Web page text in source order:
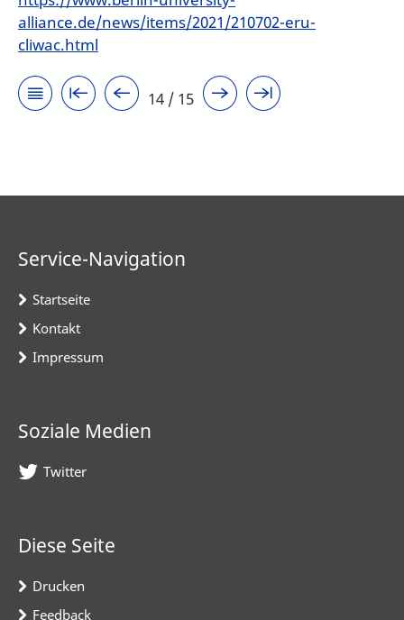
alliance.de/news/items/2021/210702-eru-
cliwac.html
14 / 15
Service-Navigation
Startseite
Kontakt
Impressum
Soziale Medien
Twitter
Diese Seite
Drucken
Feedback